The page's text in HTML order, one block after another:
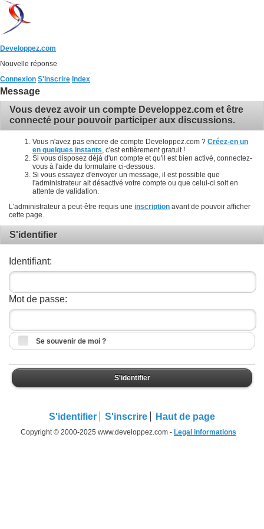
Developpez.com
Nouvelle réponse
Connexion S'inscrire Index
Message
Vous devez avoir un compte Developpez.com et être
connecté pour pouvoir participer aux discussions.
Vous n'avez pas encore de compte Developpez.com ? Créez-en un
en quelques instants , c'est entièrement gratuit !
Si vous disposez déjà d'un compte et qu'il est bien activé, connectez-
vous à l'aide du formulaire ci-dessous.
Si vous essayez d'envoyer un message, il est possible que
l'administrateur ait désactivé votre compte ou que celui-ci soit en
attente de validation.
L'administrateur a peut-être requis une inscription avant de pouvoir afficher
cette page.
S'identifier
Identifiant:
Mot de passe:
Se souvenir de moi ?
S'identifier
S'identifier S'inscrire Haut de page
Copyright © 2000-2025 www.developpez.com - Legal informations